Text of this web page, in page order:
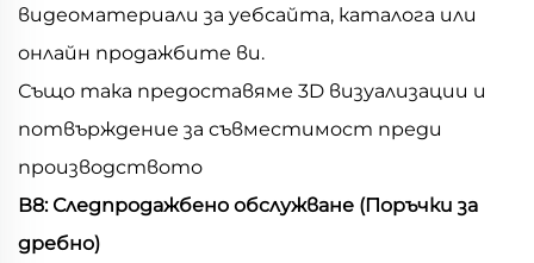
видеоматериали за уебсайта, каталога или
онлайн продажбите ви.
Също така предоставяме 3D визуализации и
потвърждение за съвместимост преди
производството
В8: Следпродажбено обслужване (Поръчки за
дребно)